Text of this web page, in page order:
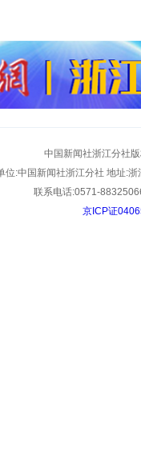
中国新闻社浙江分社
位:中国新闻社浙江分社 地址:
联系电话:0571-
京ICP证